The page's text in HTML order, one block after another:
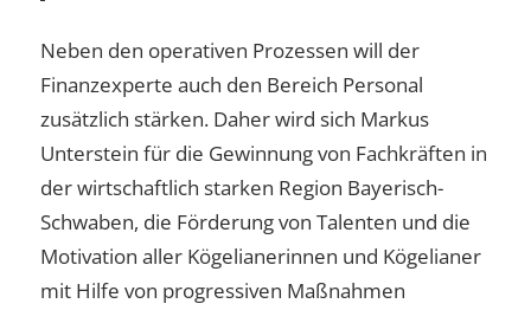
Neben den operativen Prozessen will der
Finanzexperte auch den Bereich Personal
zusätzlich stärken. Daher wird sich Markus
Unterstein für die Gewinnung von Fachkräften in
der wirtschaftlich starken Region Bayerisch-
Schwaben, die Förderung von Talenten und die
Motivation aller Kögelianerinnen und Kögelianer
mit Hilfe von progressiven Maßnahmen